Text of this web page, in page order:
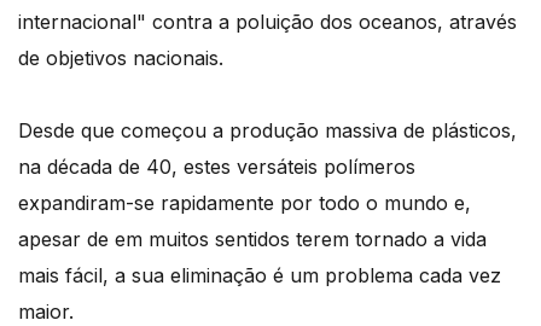
internacional" contra a poluição dos oceanos, através
de objetivos nacionais.
Desde que começou a produção massiva de plásticos,
na década de 40, estes versáteis polímeros
expandiram-se rapidamente por todo o mundo e,
apesar de em muitos sentidos terem tornado a vida
mais fácil, a sua eliminação é um problema cada vez
maior.